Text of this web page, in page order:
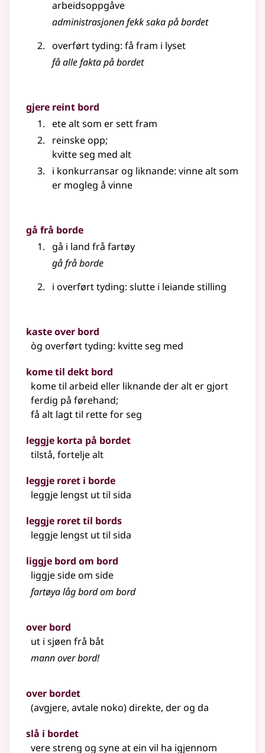
arbeidsoppgåve
administrasjonen fekk saka på bordet
overført tyding: få fram i lyset
få alle fakta på bordet
gjere reint bord
ete alt som er sett fram
reinske opp;
kvitte seg med alt
i konkurransarog liknande: vinne alt som
er mogleg å vinne
gå frå borde
gå i land frå fartøy
gå frå borde
i overført tyding: slutte i leiande stilling
kaste over bord
òg overført tyding: kvitte seg med
kome til dekt bord
kome til arbeid eller liknandeder alt er gjort
ferdig på førehand;
få alt lagt til rette for seg
leggje korta på bordet
tilstå, fortelje alt
leggje roret i borde
leggje lengst ut til sida
leggje roret til bords
leggje lengst ut til sida
liggje bord om bord
liggje side om side
fartøya låg bord om bord
over bord
ut i sjøen frå båt
mann over bord!
over bordet
(avgjere, avtale noko) direkte, der og da
slå i bordet
vere streng og syne at ein vil ha igjennom